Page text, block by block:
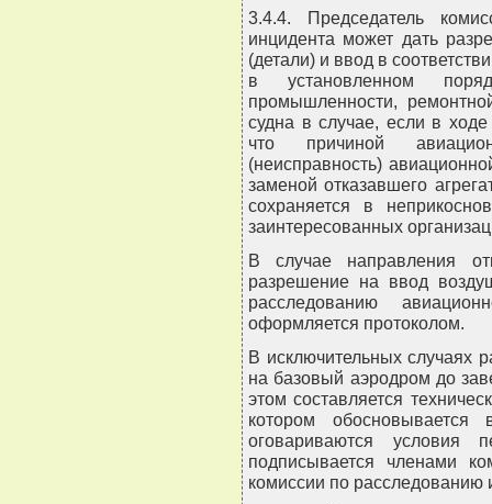
3.4.4. Председатель
инцидента может дать
(детали) и ввод в
в установленном
промышленности,
судна в случае, если в
что причиной
(неисправность)
заменой отказавшего
сохраняется в
заинтересованных
В случае направления
разрешение на ввод
расследованию
оформляется протоколом.
В исключительных случаях
на базовый аэродром до
этом составляется
котором обосновывается
оговариваются условия
подписывается членами
комиссии по расследованию